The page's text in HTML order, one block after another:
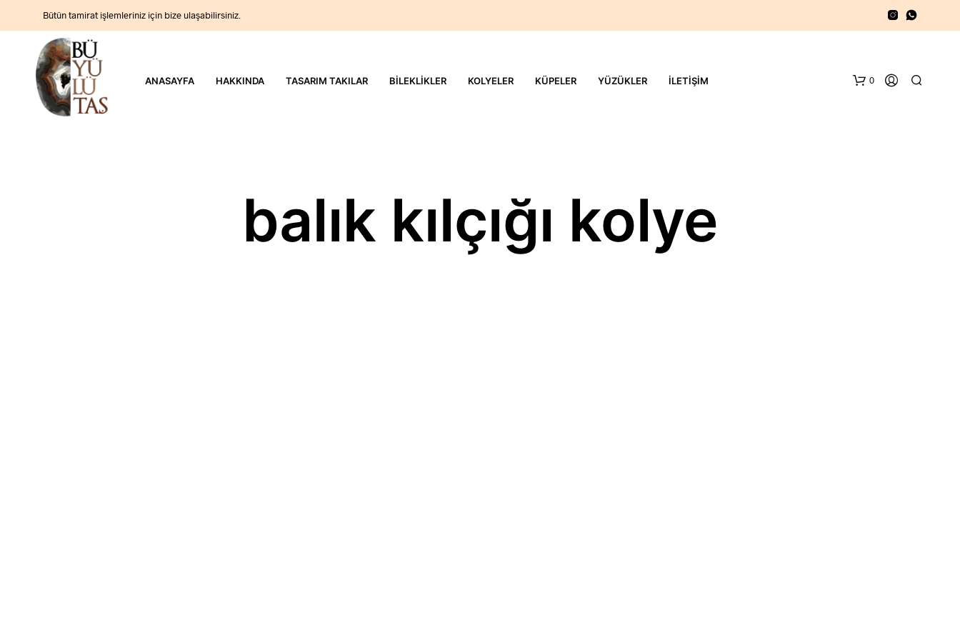
Bütün tamirat işlemleriniz için bize ulaşabilirsiniz.
ANASAYFA HAKKINDA TASARIM TAKILAR BILEKLIKLER KOLYELER KÜPELER YÜZÜKLER İLETIŞIM 0
balık kılçığı kolye